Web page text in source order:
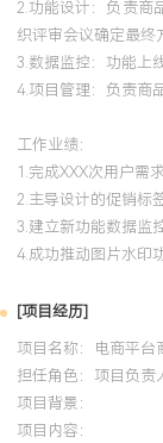
2.功能设计：负责商
织评审会议确定最终
3.数据监控：功能上
4.项目管理：负责商
工作业绩：
1.完成XXX次用户需
2.主导设计的促销标
3.建立新功能数据监
4.成功推动图片水印
[项目经历]
项目名称：电商平台
担任角色： 项目负责
项目背景：
项目内容：